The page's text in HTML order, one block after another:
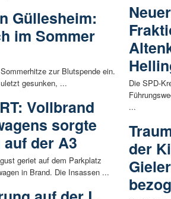
Güllesheim:
im Sommer
zur Blutspende ein.
gesunken, ...
Vollbrand
sorgte
der A3
geriet auf dem Parkplatz
in Brand. Die Insassen ...
Die SPD-
...
der